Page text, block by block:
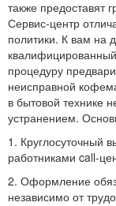
также предоставят
Сервис-центр
политики. К вам на
процедуру
неисправной
в бытовой технике
устранением.
1. Круглосуточный
работниками call-
2. Оформление
независимо от